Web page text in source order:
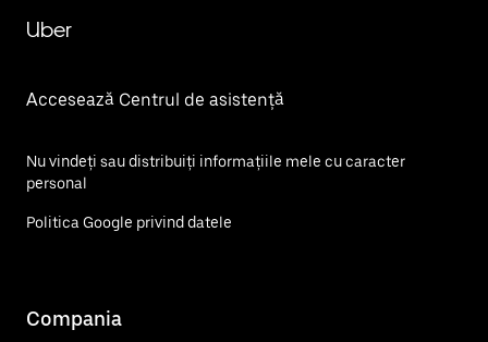
Uber
Accesează Centrul de asistență
Nu vindeți sau distribuiți informațiile mele cu caracter
personal
Politica Google privind datele
Compania